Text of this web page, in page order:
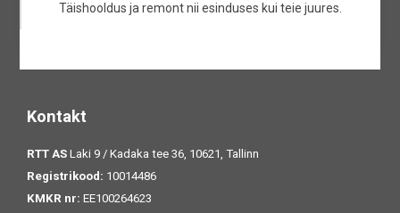
Täishooldus ja remont nii esinduses kui teie juures.
Kontakt
RTT AS Laki 9 / Kadaka tee 36, 10621, Tallinn
Registrikood: 10014486
KMKR nr: EE100264623